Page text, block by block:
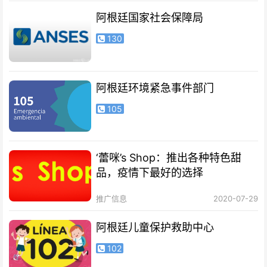
阿根廷国家社会保障局
130
阿根廷环境紧急事件部门
105
‘蕾咪’s Shop：推出各种特色甜
品，疫情下最好的选择
推广信息 2020-07-29
阿根廷儿童保护救助中心
102